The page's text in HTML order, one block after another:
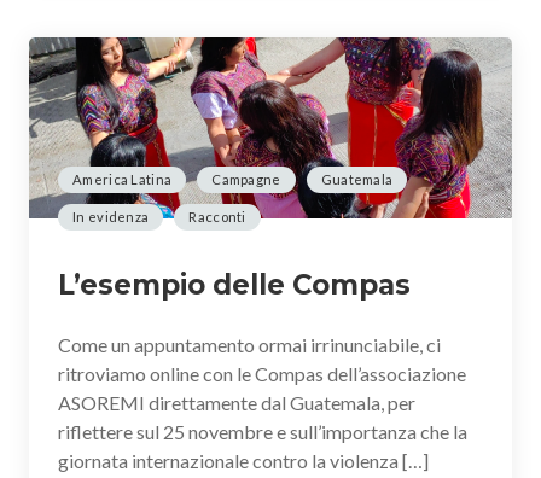
America Latina Campagne Guatemala
In evidenza Racconti
L’esempio delle Compas
Come un appuntamento ormai irrinunciabile, ci
ritroviamo online con le Compas dell’associazione
ASOREMI direttamente dal Guatemala, per
riflettere sul 25 novembre e sull’importanza che la
giornata internazionale contro la violenza […]